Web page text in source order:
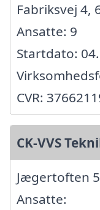
Fabriksvej 4,
Ansatte: 9
Startdato:
CVR:
CK-VVS
Jægertoften
Ansatte: